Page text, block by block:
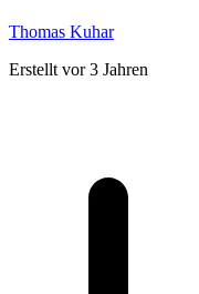
Thomas Kuhar
Erstellt vor 3 Jahren